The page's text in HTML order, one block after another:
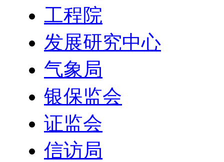
工程院
发展研究中心
气象局
银保监会
证监会
信访局